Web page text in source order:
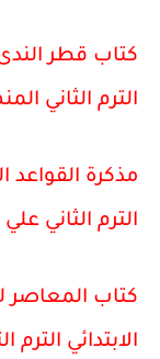
كتاب قطر
الترم الثاني
مذكرة القواعد
الترم الثاني
كتاب المعاصر
الابتدائي الترم